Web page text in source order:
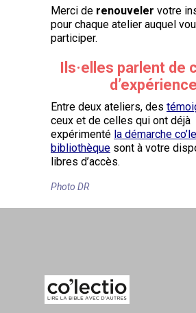
Merci de renouveler votre
pour chaque atelier auquel
participer.
Ils·elles parlent de
d’expérience
Entre deux ateliers, des
ceux et de celles qui ont déjà
expérimenté la démarche
bibliothèque sont à votre
libres d’accès.
Photo DR